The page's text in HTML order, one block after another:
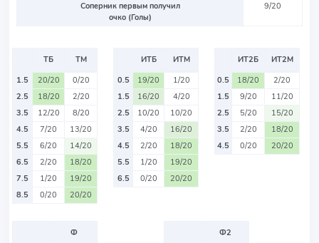
Соперник первым получил
очко (Голы)
9/20
ТБ
ТМ
1.5
20/20
0/20
2.5
18/20
2/20
3.5
12/20
8/20
4.5
7/20
13/20
5.5
6/20
14/20
6.5
2/20
18/20
7.5
1/20
19/20
8.5
0/20 20/20
ИТБ
ИТМ
0.5
19/20
1/20
1.5
16/20
4/20
2.5
10/20
10/20
3.5
4/20
16/20
4.5
2/20
18/20
5.5
1/20
19/20
6.5
0/20 20/20
ИТ2Б
ИТ2М
0.5
18/20
2/20
1.5
9/20
11/20
2.5
5/20
15/20
3.5
2/20
18/20
4.5
0/20 20/20
Ф
Ф2